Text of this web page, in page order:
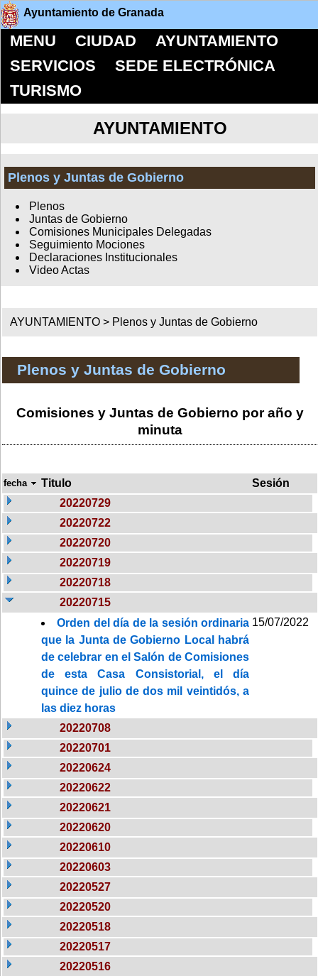
Ayuntamiento de Granada
MENU CIUDAD
AYUNTAMIENTO
SERVICIOS
SEDE ELECTRÓNICA
TURISMO
AYUNTAMIENTO
Plenos y Juntas de Gobierno
Plenos
Juntas de Gobierno
Comisiones Municipales Delegadas
Seguimiento Mociones
Declaraciones Institucionales
Video Actas
AYUNTAMIENTO > Plenos y Juntas de Gobierno
Plenos y Juntas de Gobierno
Comisiones y Juntas de Gobierno por año y
minuta
fecha Titulo
Sesión
20220729
20220722
20220720
20220719
20220718
20220715
Orden del día de la sesión ordinaria
que la Junta de Gobierno Local habrá
de celebrar en el Salón de Comisiones
de esta Casa Consistorial, el día
quince de julio de dos mil veintidós, a
las diez horas
15/07/2022
20220708
20220701
20220624
20220622
20220621
20220620
20220610
20220603
20220527
20220520
20220518
20220517
20220516